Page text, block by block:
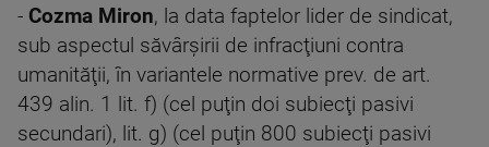
- Cozma Miron, la data faptelor lider de sindicat,
sub aspectul săvârşirii de infracţiuni contra
umanităţii, în variantele normative prev. de art.
439 alin. 1 lit. f) (cel puţin doi subiecţi pasivi
secundari), lit. g) (cel puţin 800 subiecţi pasivi